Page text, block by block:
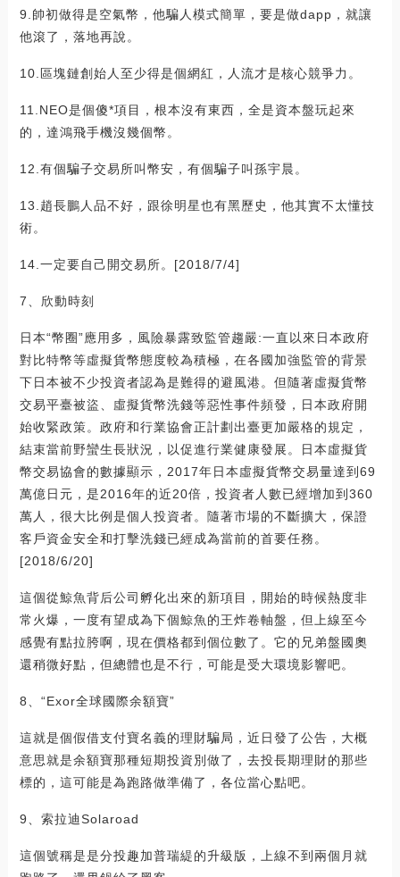
9.帥初做得是空氣幣，他騙人模式簡單，要是做dapp，就讓
他滾了，落地再說。
10.區塊鏈創始人至少得是個網紅，人流才是核心競爭力。
11.NEO是個傻*項目，根本沒有東西，全是資本盤玩起來
的，達鴻飛手機沒幾個幣。
12.有個騙子交易所叫幣安，有個騙子叫孫宇晨。
13.趙長鵬人品不好，跟徐明星也有黑歷史，他其實不太懂技
術。
14.一定要自己開交易所。[2018/7/4]
7、欣動時刻
日本“幣圈”應用多，風險暴露致監管趨嚴:一直以來日本政府
對比特幣等虛擬貨幣態度較為積極，在各國加強監管的背景
下日本被不少投資者認為是難得的避風港。但隨著虛擬貨幣
交易平臺被盜、虛擬貨幣洗錢等惡性事件頻發，日本政府開
始收緊政策。政府和行業協會正計劃出臺更加嚴格的規定，
結束當前野蠻生長狀況，以促進行業健康發展。日本虛擬貨
幣交易協會的數據顯示，2017年日本虛擬貨幣交易量達到69
萬億日元，是2016年的近20倍，投資者人數已經增加到360
萬人，很大比例是個人投資者。隨著市場的不斷擴大，保證
客戶資金安全和打擊洗錢已經成為當前的首要任務。
[2018/6/20]
這個從鯨魚背后公司孵化出來的新項目，開始的時候熱度非
常火爆，一度有望成為下個鯨魚的王炸卷軸盤，但上線至今
感覺有點拉胯啊，現在價格都到個位數了。它的兄弟盤國奧
還稍微好點，但總體也是不行，可能是受大環境影響吧。
8、“Exor全球國際余額寶”
這就是個假借支付寶名義的理財騙局，近日發了公告，大概
意思就是余額寶那種短期投資別做了，去投長期理財的那些
標的，這可能是為跑路做準備了，各位當心點吧。
9、索拉迪Solaroad
這個號稱是是分投趣加普瑞緹的升級版，上線不到兩個月就